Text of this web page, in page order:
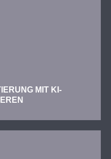
MIT KI-